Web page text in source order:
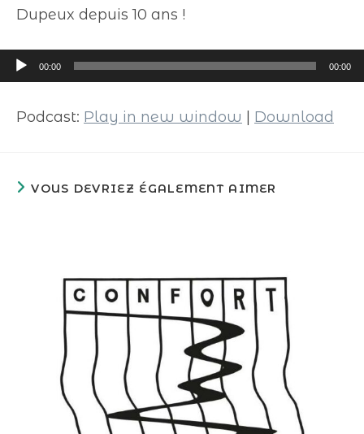
Dupeux depuis 10 ans !
Lecteur
audio
00:00 00:00
Podcast: Play in new window Download
VOUS DEVRIEZ ÉGALEMENT AIMER